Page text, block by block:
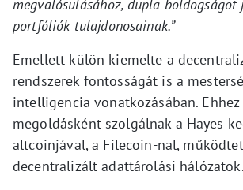
megvalósulásához, dupla
portfóliók tulajdonosainak.”
Emellett külön kiemelte a
rendszerek fontosságát is a
intelligencia vonatkozásában.
megoldásként szolgálnak a Hayes
altcoinjával, a Filecoin-nal,
decentralizált adattárolási hálózatok.